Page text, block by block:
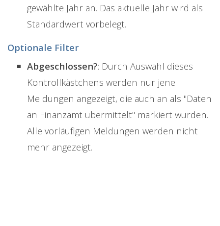
gewählte Jahr an. Das aktuelle Jahr wird als
Standardwert vorbelegt.
Optionale Filter
Abgeschlossen?: Durch Auswahl dieses
Kontrollkästchens werden nur jene
Meldungen angezeigt, die auch an als "Daten
an Finanzamt übermittelt" markiert wurden.
Alle vorläufigen Meldungen werden nicht
mehr angezeigt.